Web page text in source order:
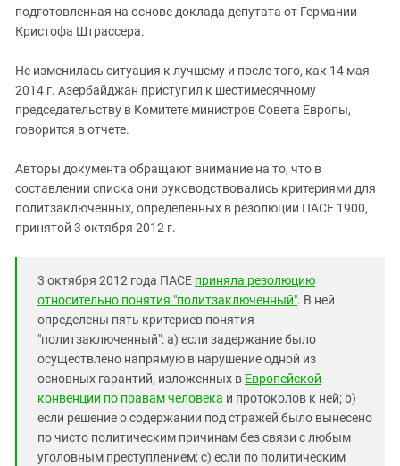
подготовленная на основе доклада депутата от Германии
Кристофа Штрассера.
Не изменилась ситуация к лучшему и после того, как 14 мая
2014 г. Азербайджан приступил к шестимесячному
председательству в Комитете министров Совета Европы,
говорится в отчете.
Авторы документа обращают внимание на то, что в
составлении списка они руководствовались критериями для
политзаключенных, определенных в резолюции ПАСЕ 1900,
принятой 3 октября 2012 г.
3 октября 2012 года ПАСЕ приняла резолюцию
относительно понятия "политзаключенный". В ней
определены пять критериев понятия
"политзаключенный": a) если задержание было
осуществлено напрямую в нарушение одной из
основных гарантий, изложенных в Европейской
конвенции по правам человека и протоколов к ней; b)
если решение о содержании под стражей было вынесено
по чисто политическим причинам без связи с любым
уголовным преступлением; c) если по политическим